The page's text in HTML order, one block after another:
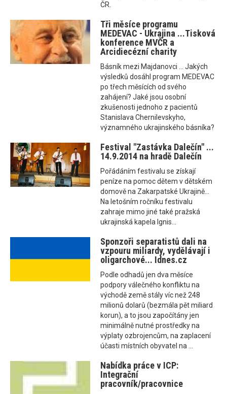
ČR.
Tři měsíce programu
MEDEVAC - Ukrajina ...Tisková
konference MVČR a
Arcidiecézní charity
Básník mezi Majdanovci ... Jakých
výsledků dosáhl program MEDEVAC
po třech měsících od svého
zahájení? Jaké jsou osobní
zkušenosti jednoho z pacientů
Stanislava Chernilevskyho,
významného ukrajinského básníka?
Festival "Zastávka Dalečín" ...
14.9.2014 na hradě Dalečín
Pořádáním festivalu se získají
peníze na pomoc dětem v dětském
domově na Zakarpatské Ukrajině...
Na letošním ročníku festivalu
zahraje mimo jiné také pražská
ukrajinská kapela Ignis...
Sponzoři separatistů dali na
vzpouru miliardy, vydělávají i
oligarchové... Idnes.cz
Podle odhadů jen dva měsíce
podpory válečného konfliktu na
východě země stály víc než 248
milionů dolarů (bezmála pět miliard
korun), a to jsou započítány jen
minimálně nutné prostředky na
výplaty ozbrojencům, na zaplacení
účasti místních obyvatel na ...
Nabídka práce v ICP:
Integrační
pracovník/pracovnice